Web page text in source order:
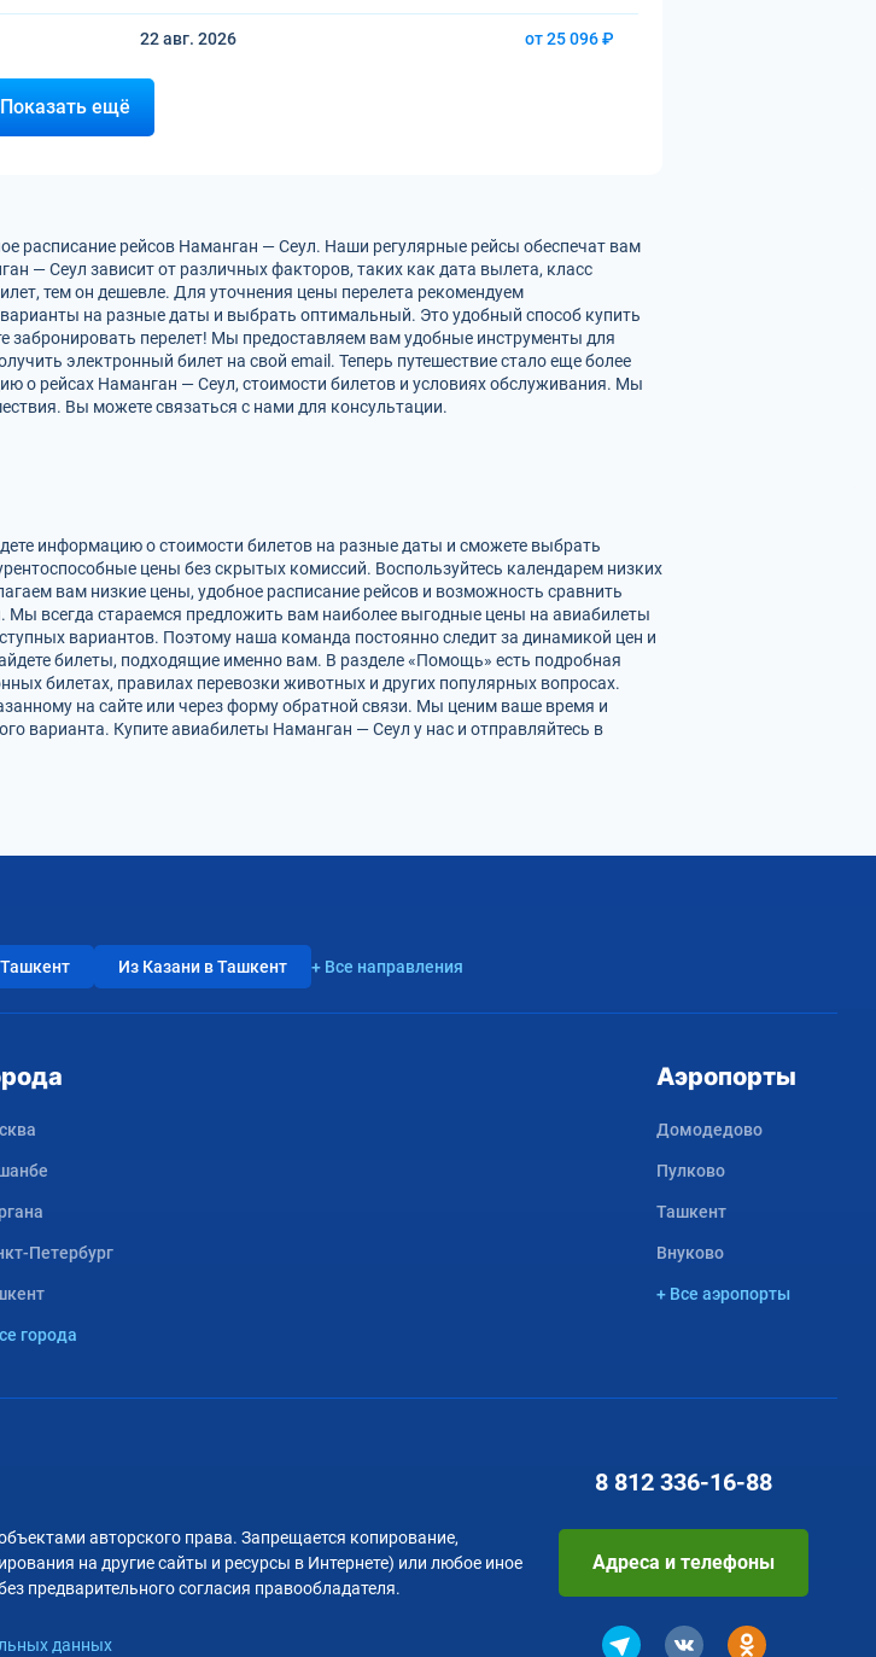
22 авг. 2026 от 25 096 ₽
Показать ещё
расписание рейсов Наманган — Сеул. Наши регулярные рейсы обеспечат вам
— Сеул зависит от различных факторов, таких как дата вылета, класс
тем он дешевле. Для уточнения цены перелета рекомендуем
на разные даты и выбрать оптимальный. Это удобный способ купить
забронировать перелет! Мы предоставляем вам удобные инструменты для
электронный билет на свой email. Теперь путешествие стало еще более
о рейсах Наманган — Сеул, стоимости билетов и условиях обслуживания. Мы
Вы можете связаться с нами для консультации.
информацию о стоимости билетов на разные даты и сможете выбрать
цены без скрытых комиссий. Воспользуйтесь календарем низких
вам низкие цены, удобное расписание рейсов и возможность сравнить
всегда стараемся предложить вам наиболее выгодные цены на авиабилеты
вариантов. Поэтому наша команда постоянно следит за динамикой цен и
билеты, подходящие именно вам. В разделе «Помощь» есть подробная
билетах, правилах перевозки животных и других популярных вопросах.
на сайте или через форму обратной связи. Мы ценим ваше время и
варианта. Купите авиабилеты Наманган — Сеул у нас и отправляйтесь в
Из Казани в Ташкент + Все направления
Петербург
города
Аэропорты
Домодедово
Пулково
Ташкент
Внуково
+ Все аэропорты
авторского права. Запрещается копирование,
на другие сайты и ресурсы в Интернете) или любое иное
предварительного согласия правообладателя.
данных
8 812 336-16-88
Адреса и телефоны